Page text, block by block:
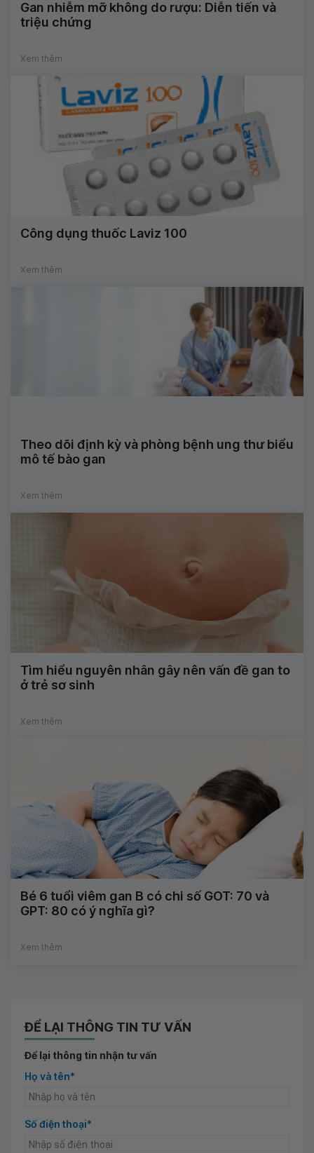
Gan nhiễm mỡ không do rượu: Diễn tiến và
triệu chứng
Xem thêm
Công dụng thuốc Laviz 100
Xem thêm
Theo dõi định kỳ và phòng bệnh ung thư biểu
mô tế bào gan
Xem thêm
Tìm hiểu nguyên nhân gây nên vấn đề gan to
ở trẻ sơ sinh
Xem thêm
Bé 6 tuổi viêm gan B có chi số GOT: 70 và
GPT: 80 có ý nghĩa gì?
Xem thêm
ĐỂ LẠI THÔNG TIN TƯ VẤN
Để lại thông tin nhận tư vấn
Họ và tên*
Số điện thoại*